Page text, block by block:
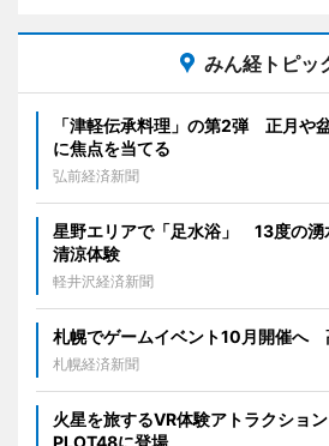
みん経トピッ
「津軽伝承料理」の第2弾 正月や
に焦点を当てる
弘前経済新聞
星野エリアで「足水浴」 13度の湧
清涼体験
軽井沢経済新聞
札幌でゲームイベント10月開催へ
札幌経済新聞
火星を旅するVR体験アトラクショ